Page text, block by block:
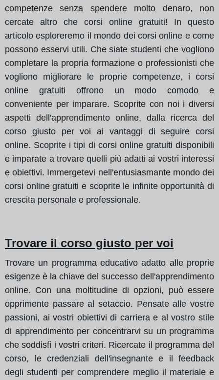
competenze senza spendere molto denaro, non
cercate altro che corsi online gratuiti! In questo
articolo esploreremo il mondo dei corsi online e come
possono esservi utili. Che siate studenti che vogliono
completare la propria formazione o professionisti che
vogliono migliorare le proprie competenze, i corsi
online gratuiti offrono un modo comodo e
conveniente per imparare. Scoprite con noi i diversi
aspetti dell'apprendimento online, dalla ricerca del
corso giusto per voi ai vantaggi di seguire corsi
online. Scoprite i tipi di corsi online gratuiti disponibili
e imparate a trovare quelli più adatti ai vostri interessi
e obiettivi. Immergetevi nell'entusiasmante mondo dei
corsi online gratuiti e scoprite le infinite opportunità di
crescita personale e professionale.
Trovare il corso giusto per voi
Trovare un programma educativo adatto alle proprie
esigenze è la chiave del successo dell'apprendimento
online. Con una moltitudine di opzioni, può essere
opprimente passare al setaccio. Pensate alle vostre
passioni, ai vostri obiettivi di carriera e al vostro stile
di apprendimento per concentrarvi su un programma
che soddisfi i vostri criteri. Ricercate il programma del
corso, le credenziali dell'insegnante e il feedback
degli studenti per comprendere meglio il materiale e